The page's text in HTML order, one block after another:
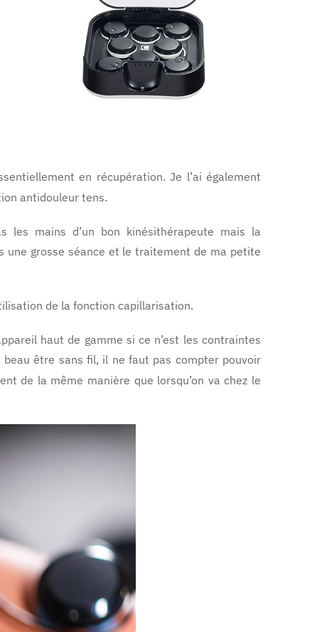
en récupération. Je l’ai également
antidouleur tens.
les mains d’un bon kinésithérapeute mais la
une grosse séance et le traitement de ma petite
de la fonction capillarisation.
haut de gamme si ce n’est les contraintes
beau être sans fil, il ne faut pas compter pouvoir
de la même manière que lorsqu’on va chez le